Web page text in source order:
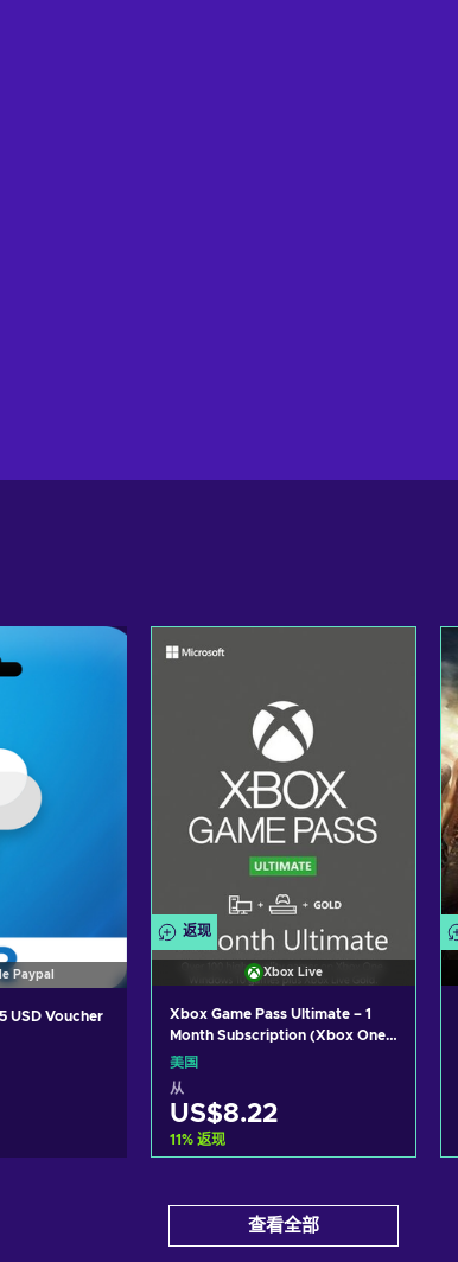
Paypal
USD Voucher
返现
Xbox Live
Xbox Game Pass Ultimate – 1
Month Subscription (Xbox One/
Windows 10) non-stackable
Xbox Live Key UNITED STATES
美国
从
US$8.22
11% 返现
View offers
查看全部